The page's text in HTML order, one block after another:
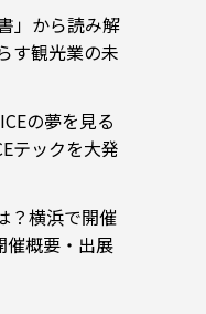
」から読み解
す観光業の未
の夢を見る
テックを大発
？横浜で開催
催概要・出展